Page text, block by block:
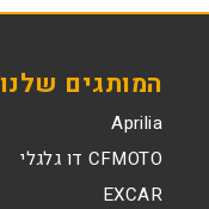
המותגים שלנו
Aprilia
CFMOTO דו גלגלי
EXCAR